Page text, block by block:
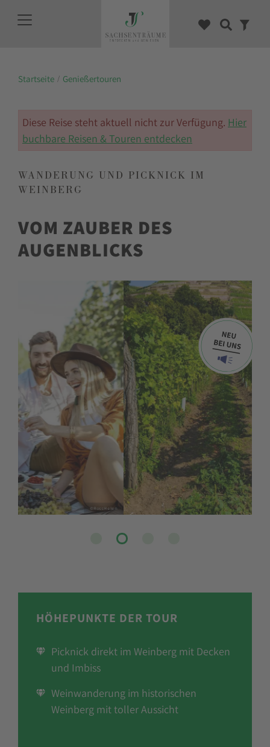
Startseite Genießertouren
Diese Reise steht aktuell nicht zur Verfügung. Hier
buchbare Reisen & Touren entdecken
WANDERUNG UND PICKNICK IM
WEINBERG
VOM ZAUBER DES
AUGENBLICKS
©Sylvio Dittrich
HÖHEPUNKTE DER TOUR
Picknick direkt im Weinberg mit Decken
und Imbiss
Weinwanderung im historischen
Weinberg mit toller Aussicht